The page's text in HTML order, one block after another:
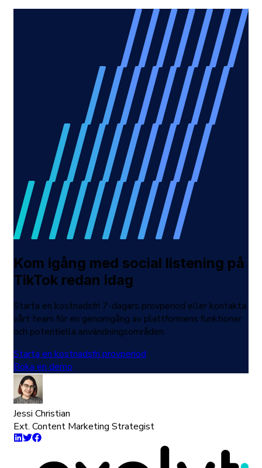
Kom igång med social listening på
TikTok redan idag
Starta en kostnadsfri 7-dagars provperiod eller kontakta
vårt team för en genomgång av plattformens funktioner
och potentiella användningsområden.
Starta en kostnadsfri provperiod
Boka en demo
Jessi Christian
Ext. Content Marketing Strategist